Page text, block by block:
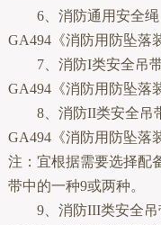
6、消防通用安全
GA494《消防用防坠落
7、消防I类安全吊
GA494《消防用防坠落
8、消防II类安全吊
GA494《消防用防坠落
注：宜根据需要选择配
带中的一种9或两种。
9、消防III类安全